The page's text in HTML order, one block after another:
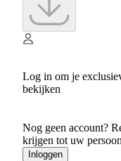
Log in om je
bekijken
Nog geen account?
krijgen tot uw
Inloggen